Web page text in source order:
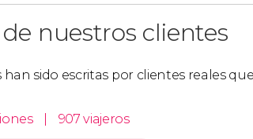
nuestros clientes
han sido escritas por clientes reales
907 viajeros